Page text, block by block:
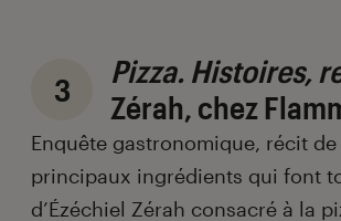
3
Pizza. Histoires,
Zérah, chez
Enquête gastronomique, récit
principaux ingrédients qui font
d’Ézéchiel Zérah consacré à la